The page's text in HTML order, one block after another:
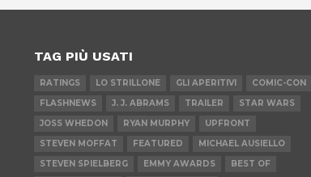
TAG PIÙ USATI
RATINGS LO STRILLONE GLI APERITIVI
COMIC-CON
FLASHNEWS
J. J. ABRAMS TRAILER
STAR WARS
JOSS WHEDON
RYAN MURPHY
UPFRONT
STEVEN MOFFAT
FEATURED
MICHAEL AUSIELLO
STEVEN SPIELBERG
EMMY AWARDS BEST OF